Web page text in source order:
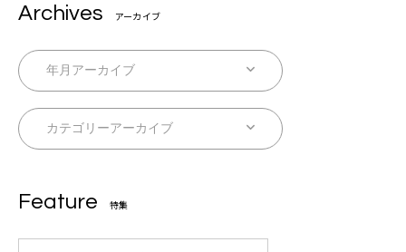
Archives アーカイブ
Feature 特集